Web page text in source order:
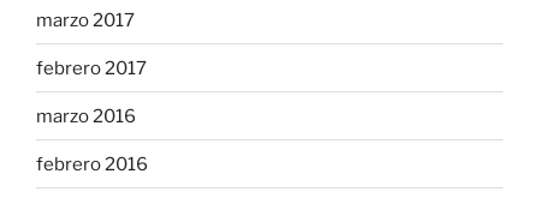
marzo 2017
febrero 2017
marzo 2016
febrero 2016